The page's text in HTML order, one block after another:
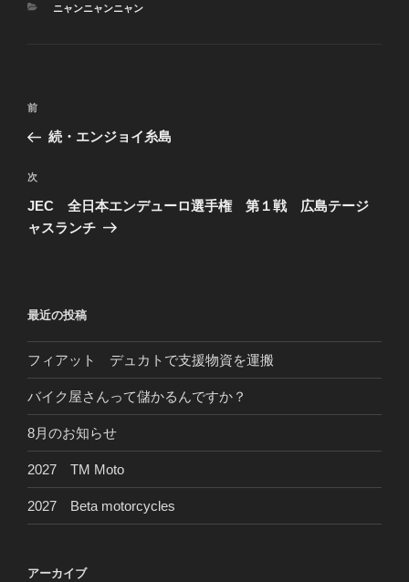
カ
ニャンニャンニャン
投
ナ
ビ
ゲ
ー
前
の
稿
前
続・エンジョイ糸島
次
の
投
次
JEC 全日本エンデューロ選手権 第１戦 広島テージ
ャスランチ
最近の投稿
フィアット デュカトで支援物資を運搬
バイク屋さんって儲かるんですか？
8月のお知らせ
2027 TM Moto
2027 Beta motorcycles
アーカイブ